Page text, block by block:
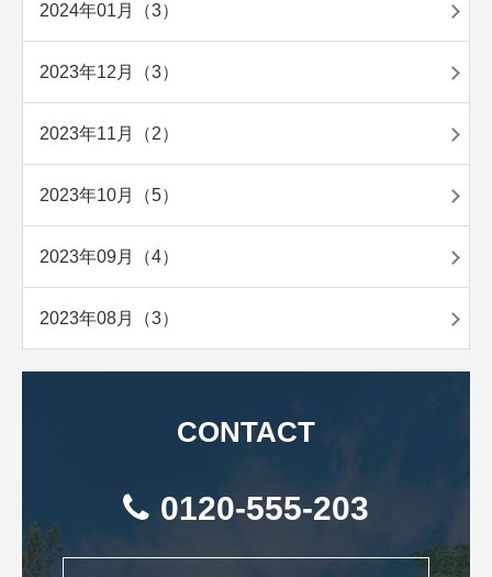
2024年01月（3）
2023年12月（3）
2023年11月（2）
2023年10月（5）
2023年09月（4）
2023年08月（3）
CONTACT
0120-555-203